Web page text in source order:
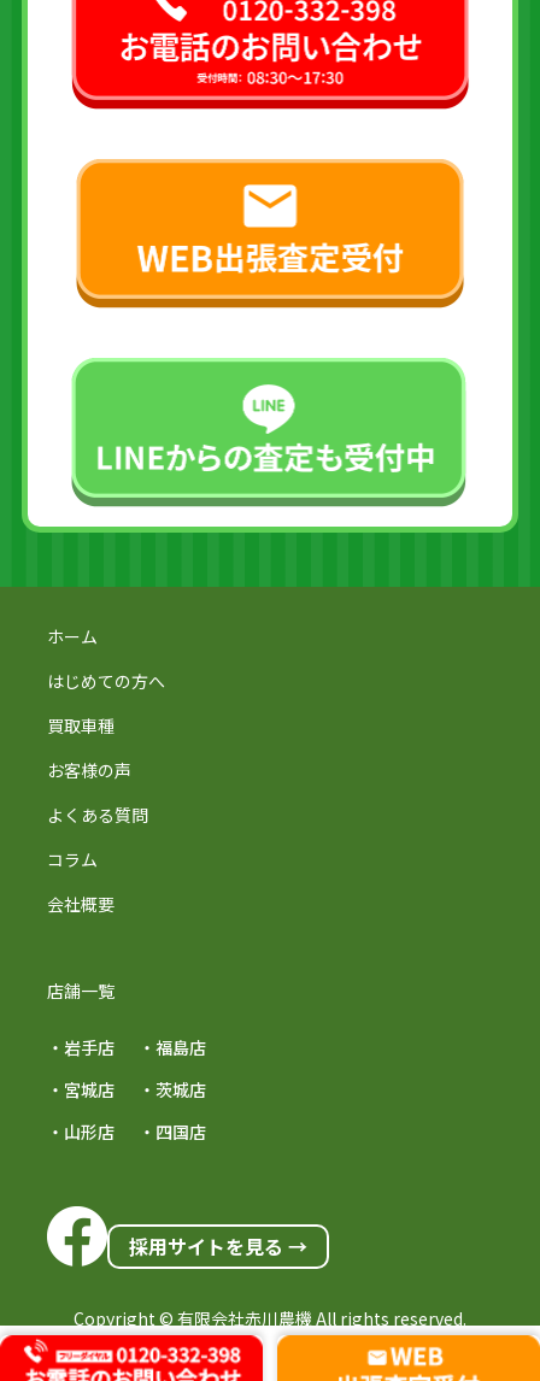
ホーム
はじめての方へ
買取車種
お客様の声
よくある質問
コラム
会社概要
店舗一覧
・岩手店
・宮城店
・山形店
・福島店
・茨城店
・四国店
採用サイトを見る →
Copyright © 有限会社赤川農機 All rights reserved.